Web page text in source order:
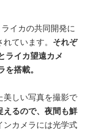
イカの共同開発に
ています。 それぞ
ライカ望遠カメ
搭載。
美しい写真を撮影で
えるので、夜間も鮮
ンカメラには光学式